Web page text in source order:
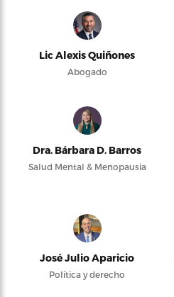
Lic Alexis Quiñones
Abogado
Dra. Bárbara D. Barros
Salud Mental & Menopausia
José Julio Aparicio
Política y derecho